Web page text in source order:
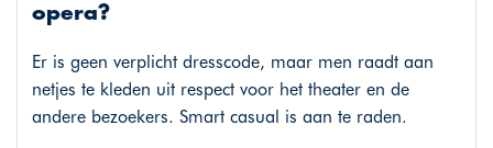
opera?
Er is geen verplicht dresscode, maar men raadt aan
netjes te kleden uit respect voor het theater en de
andere bezoekers. Smart casual is aan te raden.